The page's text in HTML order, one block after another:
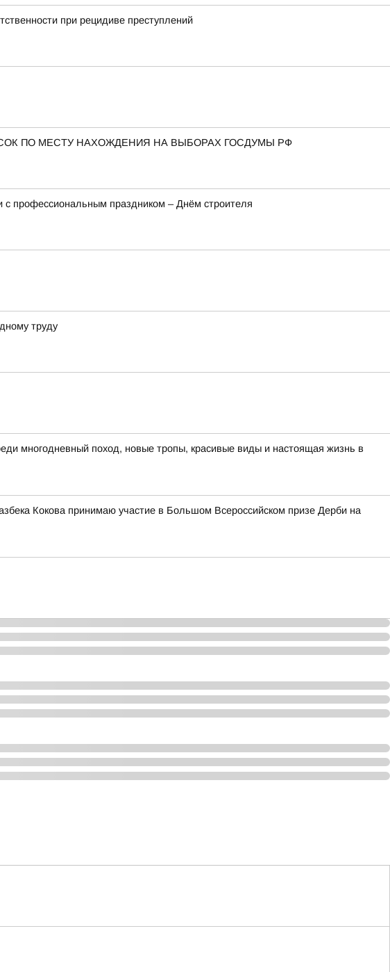
при рецидиве преступлений
ПО МЕСТУ НАХОЖДЕНИЯ НА ВЫБОРАХ ГОСДУМЫ РФ
с профессиональным праздником – Днём строителя
труду
многодневный поход, новые тропы, красивые виды и настоящая жизнь в
Кокова принимаю участие в Большом Всероссийском призе Дерби на